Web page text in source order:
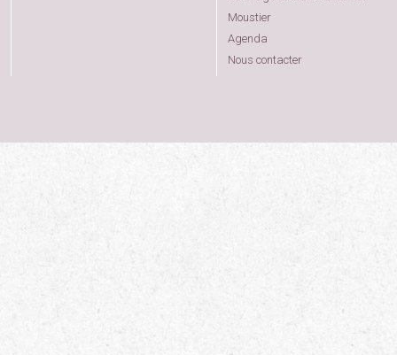
Moustier
Agenda
Nous contacter